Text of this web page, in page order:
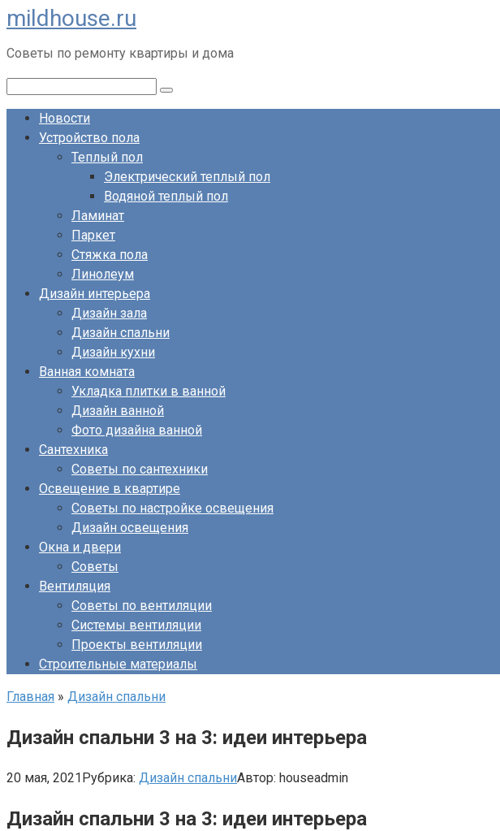
Перейти
к
контенту
mildhouse.ru
Советы по ремонту квартиры и дома
Новости
Устройство пола
Теплый пол
Электрический теплый пол
Водяной теплый пол
Ламинат
Паркет
Стяжка пола
Линолеум
Дизайн интерьера
Дизайн зала
Дизайн спальни
Дизайн кухни
Ванная комната
Укладка плитки в ванной
Дизайн ванной
Фото дизайна ванной
Сантехника
Советы по сантехники
Освещение в квартире
Советы по настройке освещения
Дизайн освещения
Окна и двери
Советы
Вентиляция
Советы по вентиляции
Системы вентиляции
Проекты вентиляции
Строительные материалы
Главная » Дизайн спальни
Дизайн спальни 3 на 3: идеи интерьера
20 мая, 2021Рубрика: Дизайн спальниАвтор: houseadmin
Дизайн спальни 3 на 3: идеи интерьера